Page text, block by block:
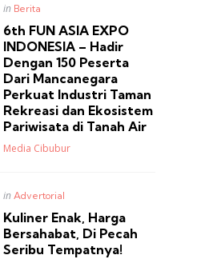
Posted
in
in Berita
6th FUN ASIA EXPO
INDONESIA – Hadir
Dengan 150 Peserta
Dari Mancanegara
Perkuat Industri Taman
Rekreasi dan Ekosistem
Pariwisata di Tanah Air
Posted
Media Cibubur
Posted
in Advertorial
Kuliner Enak, Harga
Bersahabat, Di Pecah
Seribu Tempatnya!